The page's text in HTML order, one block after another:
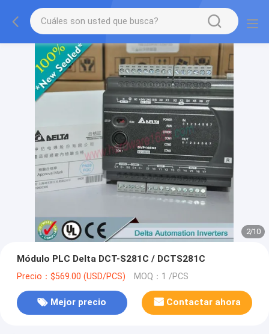
2/10
Módulo PLC Delta DCT-S281C / DCTS281C
Precio：$569.00 (USD/PCS) MOQ：1 /PCS
Mejor precio Contactar ahora